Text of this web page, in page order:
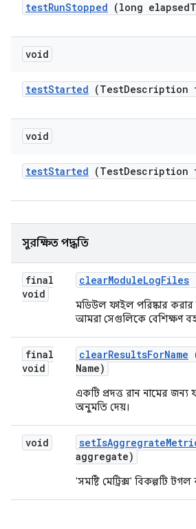
testRunStopped (long elapsed
void
testStarted (TestDescription
void
testStarted (TestDescription
সুরক্ষিত পদ্ধতি
final
void
clearModuleLogFiles
মডিউল ফাইল পরিষ্কার
আমরা সেগুলিকে বেশিক্ষণ
final
void
clearResultsForName
Name)
একটি প্রদত্ত রান নামের
অনুমতি দেয়।
void setIsAggregrate
aggregate)
'সমষ্টি মেট্রিক্স' বিকল্পটি